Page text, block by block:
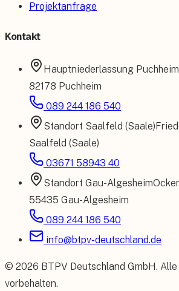
Projektanfrage
Kontakt
Hauptniederlassung Puchheim
82178 Puchheim
089 244 186 540
Standort Saalfeld (Saale)
Saalfeld (Saale)
03671 58943 40
Standort Gau-Algesheim
55435 Gau-Algesheim
089 244 186 540
info@btpv-deutschland.de
© 2026 BTPV Deutschland GmbH.
vorbehalten.